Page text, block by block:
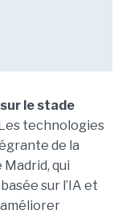
le stade
technologies
de la
qui
sur l’IA et
améliorer